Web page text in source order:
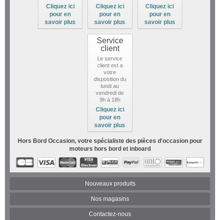
Cliquez ici
pour en
savoir plus
Cliquez ici
pour en
savoir plus
Cliquez ici
pour en
savoir plus
Service
client
Le service
client est a
votre
disposition du
lundi au
vendredi de
9h à 18h
Cliquez ici
pour en
savoir plus
Hors Bord Occasion, votre spécialiste des pièces d'occasion pour
moteurs hors bord et inboard
Nouveaux produits
Nos magasins
Contactez-nous